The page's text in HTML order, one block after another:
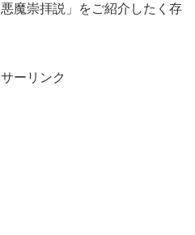
魔崇拝説」をご紹介したく存
ーリンク